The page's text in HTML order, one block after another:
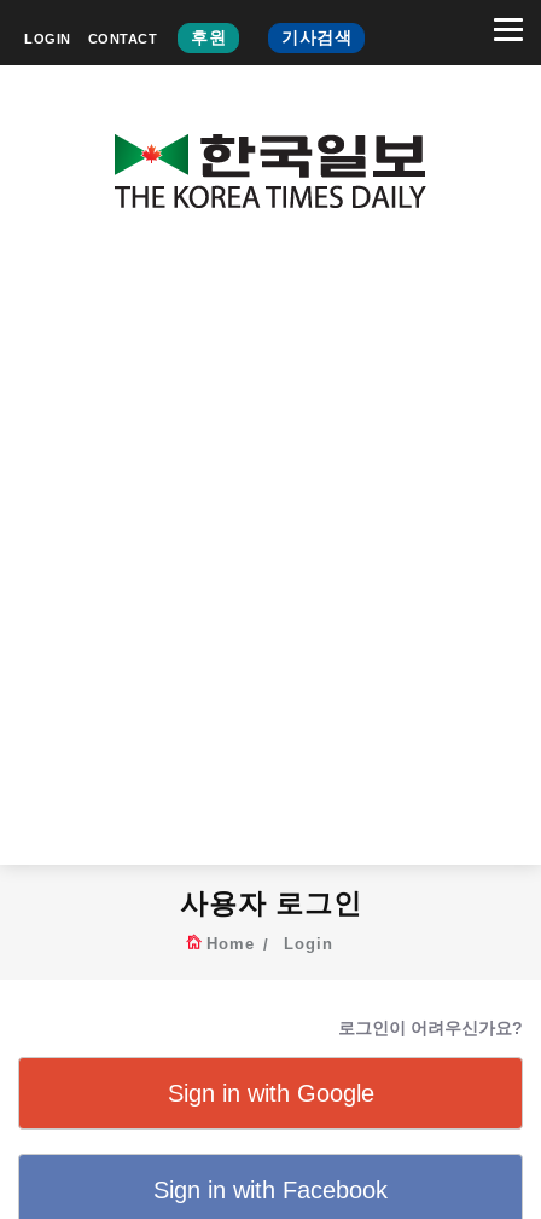
LOGIN CONTACT 후원 기사검색
사용자 로그인
Home Login
로그인이 어려우신가요?
Sign in with Google
Sign in with Facebook